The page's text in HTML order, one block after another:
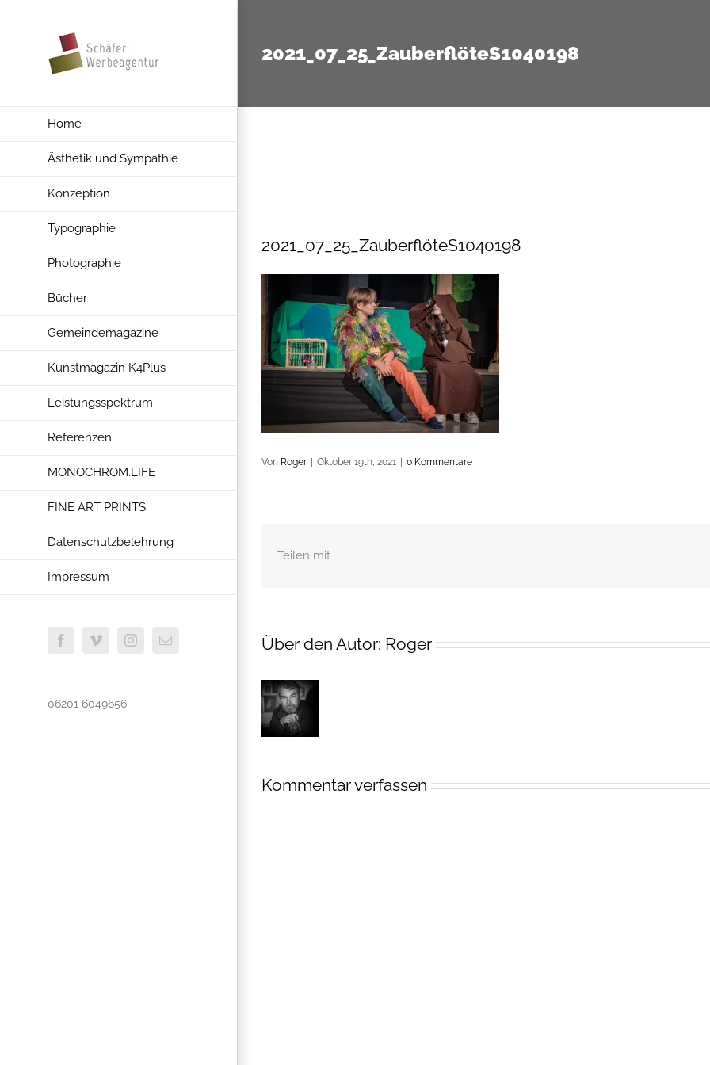
Home
Ästhetik und Sympathie
Konzeption
Typographie
Photographie
Bücher
Gemeindemagazine
Kunstmagazin K4Plus
Leistungsspektrum
Referenzen
MONOCHROM.LIFE
FINE ART PRINTS
Datenschutzbelehrung
Impressum
FacebookVimeoInstagram
E-
06201 6049656
2021_07_25_ZauberflöteS1040198
2021_07_25_ZauberflöteS1040198
Von Roger Oktober 19th, 2021 0 Kommentare
Teilen mit
Über den Autor: Roger
Kommentar verfassen